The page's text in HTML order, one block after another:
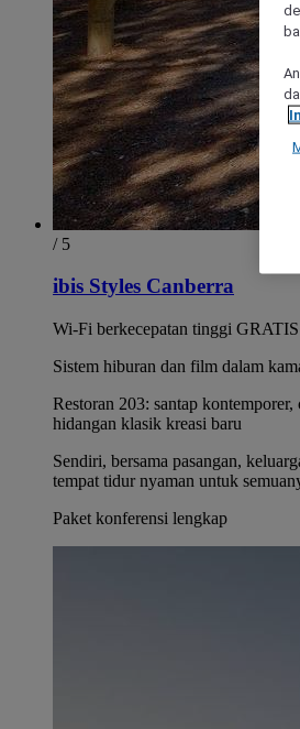
/ 5
ibis Styles Canberra
Wi-Fi berkecepatan tinggi
Sistem hiburan dan film dalam
Restoran 203: santap kontemporer,
hidangan klasik kreasi baru
Sendiri, bersama pasangan,
tempat tidur nyaman untuk
Paket konferensi lengkap